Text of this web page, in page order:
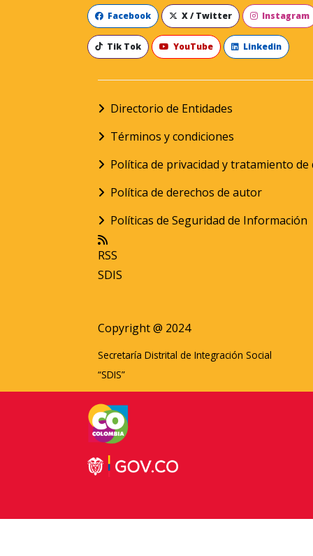
Facebook X / Twitter Instagram
Tik Tok YouTube Linkedin
Directorio de Entidades
Términos y condiciones
Política de privacidad y tratamiento
Política de derechos de autor
Políticas de Seguridad de Información
RSS
SDIS
Copyright @ 2024
Secretaría Distrital de Integración Social
“SDIS”